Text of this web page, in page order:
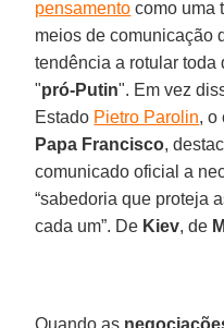
pensamento como uma
meios de comunicação
tendência a rotular
"pró-Putin". Em vez
Estado Pietro Parolin, o
Papa Francisco,
comunicado oficial a
“sabedoria que proteja
cada um”. De Kiev, de
Quando as